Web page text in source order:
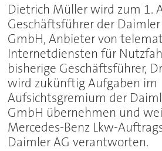
Dietrich Müller wird zum 1.
Geschäftsführer der
GmbH, Anbieter von
Internetdiensten für
bisherige Geschäftsführer,
wird zukünftig Aufgaben im
Aufsichtsgremium der
GmbH übernehmen und
Mercedes-Benz Lkw-
Daimler AG verantworten.